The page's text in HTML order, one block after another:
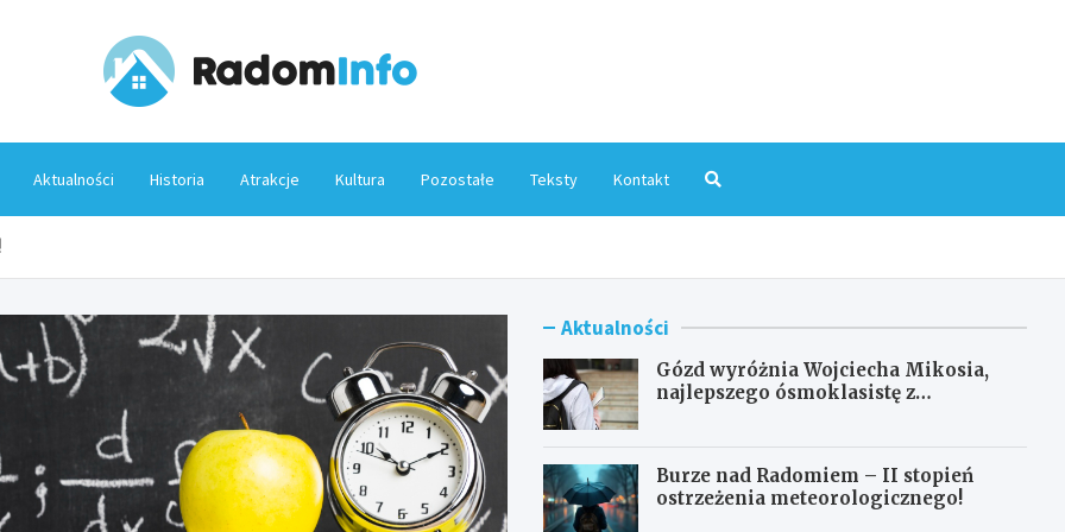
Aktualności Historia Atrakcje Kultura Pozostałe Teksty Kontakt
Aktualności
Gózd wyróżnia Wojciecha Mikosia,
najlepszego ósmoklasistę z
Burze nad Radomiem – II stopień
ostrzeżenia meteorologicznego!